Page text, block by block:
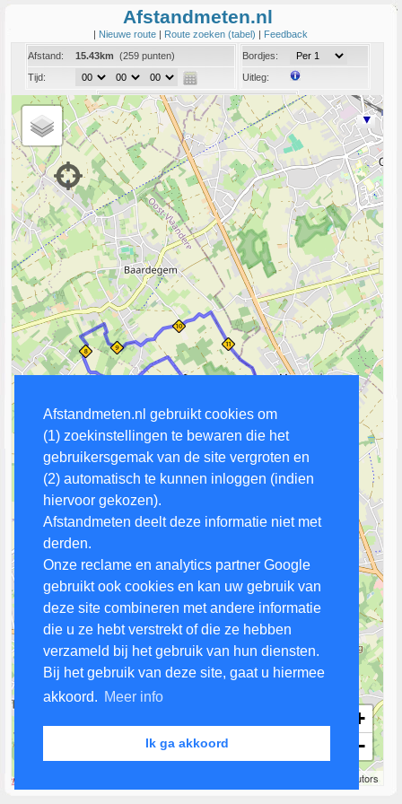
Afstandmeten.nl gebruikt cookies om
(1) zoekinstellingen te bewaren die het
gebruikersgemak van de site vergroten en
(2) automatisch te kunnen inloggen (indien
hiervoor gekozen).
Afstandmeten deelt deze informatie niet met
derden.
Onze reclame en analytics partner Google
gebruikt ook cookies en kan uw gebruik van
deze site combineren met andere informatie
die u ze hebt verstrekt of die ze hebben
verzameld bij het gebruik van hun diensten.
Bij het gebruik van deze site, gaat u hiermee
akkoord. Meer info
Ik ga akkoord
Afstandmeten.nl
| Nieuwe route | Route zoeken (tabel) | Feedback
Afstand:
15.43km (259 punten)
Tijd:
Bordjes:
Uitleg:
Coord:
Info:Link naar deze route
+
−
contributors